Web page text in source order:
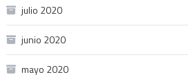
julio 2020
junio 2020
mayo 2020